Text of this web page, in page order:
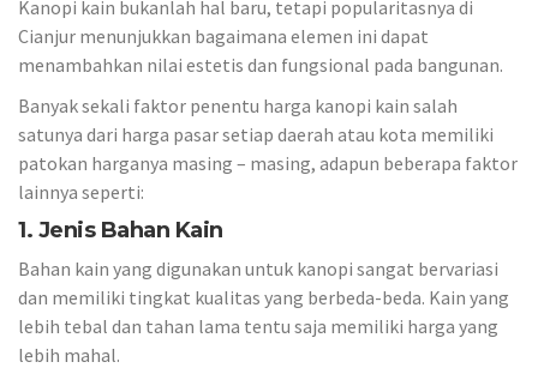
Kanopi kain bukanlah hal baru, tetapi popularitasnya di
Cianjur menunjukkan bagaimana elemen ini dapat
menambahkan nilai estetis dan fungsional pada bangunan.
Banyak sekali faktor penentu harga kanopi kain salah
satunya dari harga pasar setiap daerah atau kota memiliki
patokan harganya masing – masing, adapun beberapa faktor
lainnya seperti:
1. Jenis Bahan Kain
Bahan kain yang digunakan untuk kanopi sangat bervariasi
dan memiliki tingkat kualitas yang berbeda-beda. Kain yang
lebih tebal dan tahan lama tentu saja memiliki harga yang
lebih mahal.